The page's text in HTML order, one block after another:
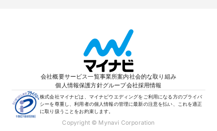
会社概要サービス一覧事業所案内社会的な取り組み
個人情報保護方針グループ会社採用情報
株式会社マイナビは、マイナビウエディングをご利用になる方のプライバ
シーを尊重し、利用者の個人情報の管理に最新の注意を払い、これを適正
に取り扱うことをお約束します。
Copyright © Mynavi Corporation